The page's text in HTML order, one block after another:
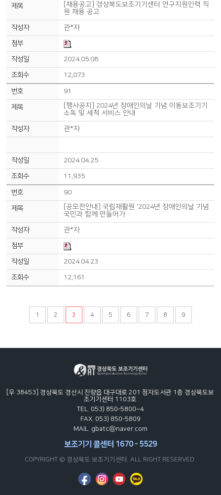
[채용공고] 경상북도보조기기센터 연구지원인력 직
원 채용 공고
관*자
2024.05.08
12,073
91
[행사공지] 2024년 장애인의날 기념 이동보조기기
소독 및 세척 서비스 안내
관*자
2024.04.25
11,935
90
[공모전안내] 국립재활원 '2024년 장애인의날 기념
국민과 함께 만들어가…
관*자
2024.04.23
12,161
1 2 3 4 5 6 7 8 9
[우 38453] 경상북도 경산시 진량읍 대구대로 201 점자도서관 1층 경상북도보
조기기센터 1103호
TEL. 053) 850-5800~4
FAX. 053) 850-5809
MAIL. gbatc@naver.com
보조기기 콜센터 1670 - 5529
COPYRIGHT © 경상북도 보조기기센터. ALL RIGHT RESERVED.